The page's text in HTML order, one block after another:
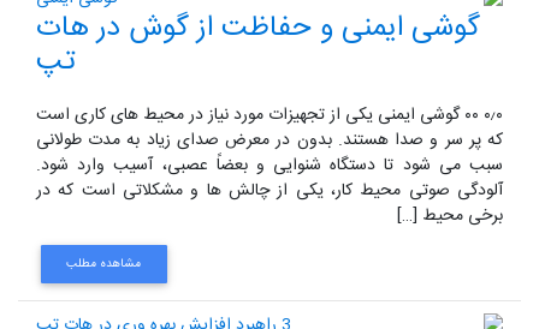
گوشی ایمنی و حفاظت از گوش در هات
تپ
۰٫۰ ۰۰ گوشی ایمنی یکی از تجهیزات مورد نیاز در محیط های کاری است
که پر سر و صدا هستند. بدون در معرض صدای زیاد به مدت طولانی
سبب می شود تا دستگاه شنوایی و بعضاً عصبی، آسیب وارد شود.
آلودگی صوتی محیط کار، یکی از چالش ها و مشکلاتی است که در
برخی محیط […]
مشاهده مطلب